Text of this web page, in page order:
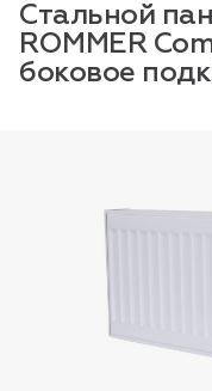
Стальной
ROMMER
боковое